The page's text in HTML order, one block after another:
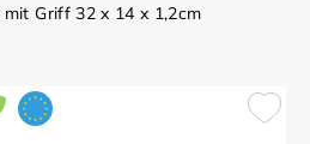
Griff 32 x 14 x 1,2cm